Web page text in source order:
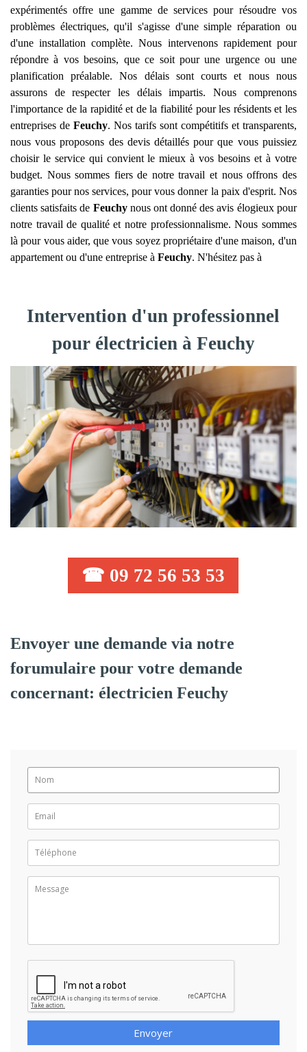
expérimentés offre une gamme de services pour résoudre vos
problèmes électriques, qu'il s'agisse d'une simple réparation ou
d'une installation complète. Nous intervenons rapidement pour
répondre à vos besoins, que ce soit pour une urgence ou une
planification préalable. Nos délais sont courts et nous nous
assurons de respecter les délais impartis. Nous comprenons
l'importance de la rapidité et de la fiabilité pour les résidents et les
entreprises de Feuchy. Nos tarifs sont compétitifs et transparents,
nous vous proposons des devis détaillés pour que vous puissiez
choisir le service qui convient le mieux à vos besoins et à votre
budget. Nous sommes fiers de notre travail et nous offrons des
garanties pour nos services, pour vous donner la paix d'esprit. Nos
clients satisfaits de Feuchynous ont donné des avis élogieux pour
notre travail de qualité et notre professionnalisme. Nous sommes
là pour vous aider, que vous soyez propriétaire d'une maison, d'un
appartement ou d'une entreprise à Feuchy. N'hésitez pas à
Intervention d'un professionnel
pour électricien à Feuchy
☎ 09 72 56 53 53
Envoyer une demande via notre
forumulaire pour votre demande
concernant: électricien Feuchy
Envoyer